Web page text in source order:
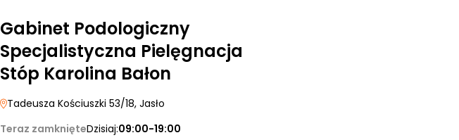
Gabinet Podologiczny
Specjalistyczna Pielęgnacja
Stóp Karolina Bałon
Tadeusza Kościuszki 53/18, Jasło
Teraz zamknięteDzisiaj:09:00-19:00